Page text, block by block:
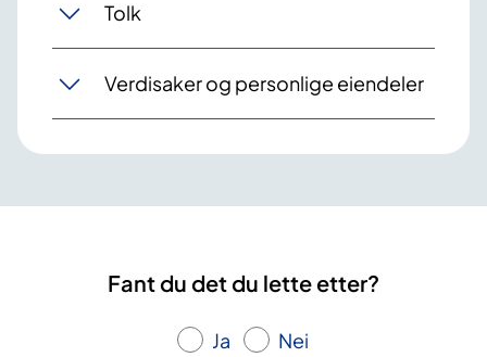
Tolk
Verdisaker og personlige eiendeler
Fant du det du lette etter?
Ja Nei